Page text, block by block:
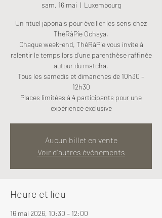
sam. 16 mai
  |
Luxembourg
Un rituel japonais pour éveiller les sens chez
ThéRâPie Ochaya,
Chaque week-end, ThéRâPie vous invite à
ralentir le temps lors d’une parenthèse raffinée
autour du matcha.
Tous les samedis et dimanches de 10h30 –
12h30
Places limitées à 4 participants pour une
expérience exclusive
Aucun billet en vente
Voir d'autres événements
Heure et lieu
16 mai 2026, 10:30 – 12:00